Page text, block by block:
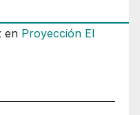
en Proyección El